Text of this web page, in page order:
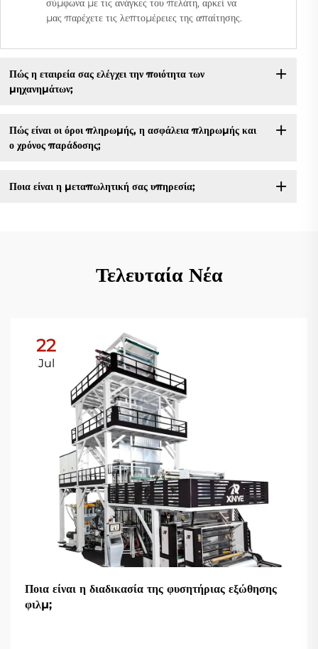
σύμφωνα με τις ανάγκες του πελάτη, αρκεί να
μας παρέχετε τις λεπτομέρειες της απαίτησης.
Πώς η εταιρεία σας ελέγχει την ποιότητα των
μηχανημάτων;
Πώς είναι οι όροι πληρωμής, η ασφάλεια πληρωμής και
ο χρόνος παράδοσης;
Ποια είναι η μεταπωλητική σας υπηρεσία;
Τελευταία Νέα
22
Jul
Ποια είναι η διαδικασία της φυσητήριας εξώθησης
φιλμ;